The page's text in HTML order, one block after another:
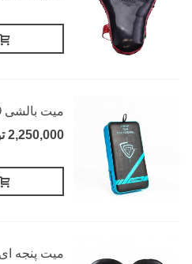
میت بالشی LIVEPRO مدل LP8603
2,250,000 تومان